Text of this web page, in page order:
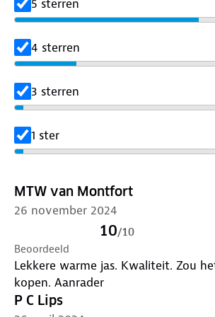
waardoor je vrij kunt bewegen
Functionaliteiten:
✓ Winddicht,
MM/GM
✓No PFAS intentionally added
✓PrimaLoft® vulling
✓ Getapete naden
✓ Tweewegrits: kan zowel boven als
worden
✓ Ventilerend rugsysteem
✓ Reflecterende armband in de
✓ Oortelefoonhouder
✓ Uitvouwbare rugreflectie
✓ Duimsgatmanchetten
Benieuwd hoe je deze jas het beste
5 sterren
4 sterren
3 sterren
1 ster
MTW van Montfort
26 november 2024
10/10
Beoordeeld
Lekkere warme jas. Kwaliteit. Zou
kopen. Aanrader
P C Lips